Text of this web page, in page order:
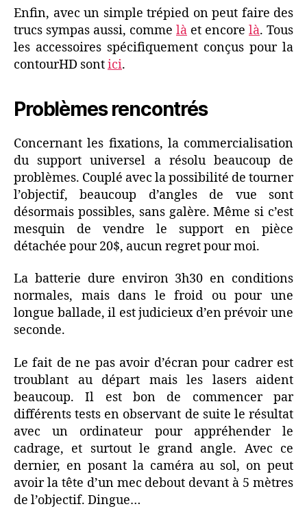
Enfin, avec un simple trépied on peut faire des
trucs sympas aussi, comme là et encore là. Tous
les accessoires spécifiquement conçus pour la
contourHD sontici.
Problèmes rencontrés
Concernant les fixations, la commercialisation
du support universel a résolu beaucoup de
problèmes. Couplé avec la possibilité de tourner
l’objectif, beaucoup d’angles de vue sont
désormais possibles, sans galère. Même si c’est
mesquin de vendre le support en pièce
détachée pour 20$, aucun regret pour moi.
La batterie dure environ 3h30 en conditions
normales, mais dans le froid ou pour une
longue ballade, il est judicieux d’en prévoir une
seconde.
Le fait de ne pas avoir d’écran pour cadrer est
troublant au départ mais les lasers aident
beaucoup. Il est bon de commencer par
différents tests en observant de suite le résultat
avec un ordinateur pour appréhender le
cadrage, et surtout le grand angle. Avec ce
dernier, en posant la caméra au sol, on peut
avoir la tête d’un mec debout devant à 5 mètres
de l’objectif. Dingue…